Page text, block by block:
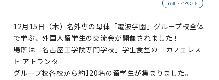
行事・イベント
12月15日（木）名外専の母体「電波学園」グループ校全体
で学ぶ、外国人留学生の交流会が開催されました！
場所は「名古屋工学院専門学校」学生食堂の「カフェレス
ト アトランタ」
グループ校各校から約120名の留学生が集まりました。